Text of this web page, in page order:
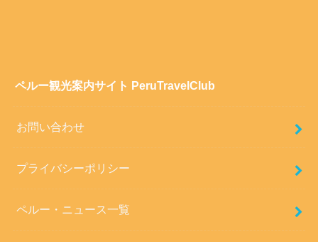
ペルー観光案内サイト PeruTravelClub
お問い合わせ
プライバシーポリシー
ペルー・ニュース一覧